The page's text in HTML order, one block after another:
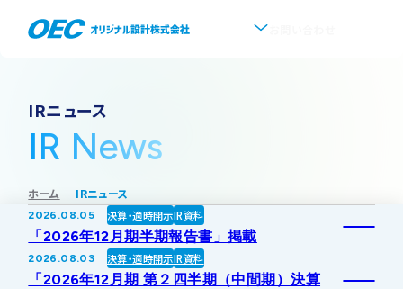
会社概要
代表挨拶
沿革
事業紹介
事業一覧
上水道
IR情報
IRトップ
新着情報
IRニュース
IR News
ホーム IRニュース
2026.08.05 決算・適時開示IR資料
「2026年12月期半期報告書」掲載
2026.08.03 決算・適時開示IR資料
「2026年12月期 第２四半期（中間期）決算